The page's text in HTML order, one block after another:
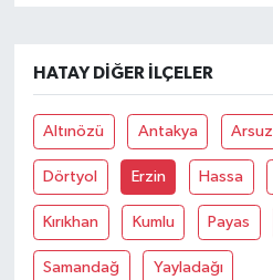
HATAY DIĞER İLÇELER
Altınözü Antakya Arsuz
Dörtyol Erzin Hassa
Kırıkhan Kumlu Payas
Samandağ Yayladağı